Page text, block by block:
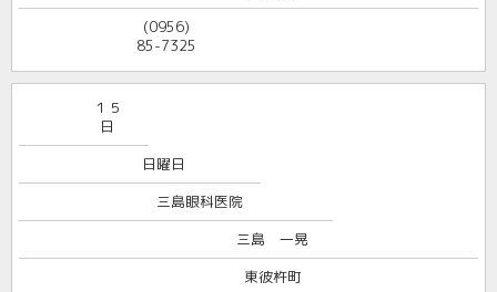
(0956)
85-7325
１５
日
日曜日
三島眼科医院
三島 一晃
東彼杵町